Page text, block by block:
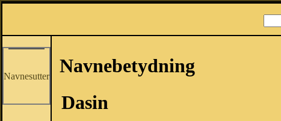
Navnesutter
Navnebetydning
Dasin